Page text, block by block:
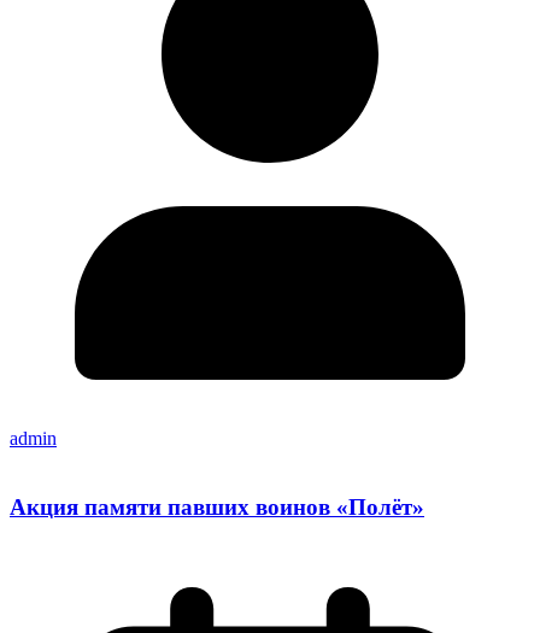
admin
Акция памяти павших воинов «Полёт»